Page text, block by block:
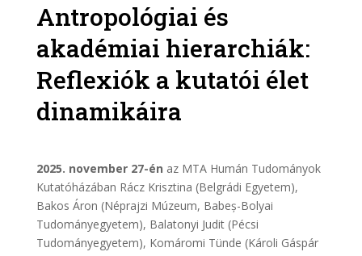
Antropológiai és
akadémiai hierarchiák:
Reflexiók a kutatói élet
dinamikáira
2025. november 27-én az MTA Humán Tudományok
Kutatóházában Rácz Krisztina (Belgrádi Egyetem),
Bakos Áron (Néprajzi Múzeum, Babeș-Bolyai
Tudományegyetem), Balatonyi Judit (Pécsi
Tudományegyetem), Komáromi Tünde (Károli Gáspár